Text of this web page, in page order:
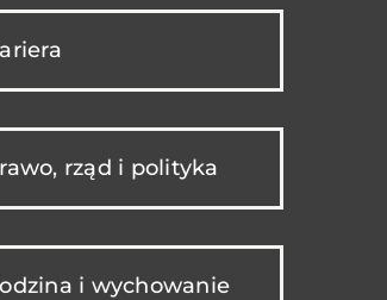
rząd i polityka
i wychowanie